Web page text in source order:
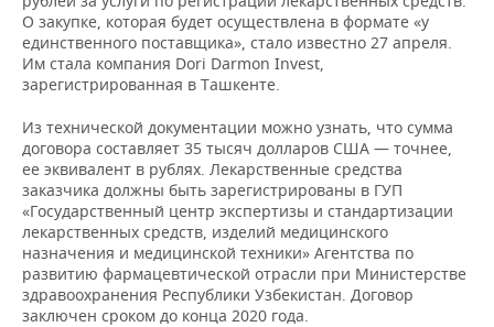
О закупке, которая будет осуществлена в формате «у
единственного поставщика», стало известно 27 апреля.
Им стала компания Dori Darmon Invest,
зарегистрированная в Ташкенте.
Из технической документации можно узнать, что сумма
договора составляет 35 тысяч долларов США — точнее,
ее эквивалент в рублях. Лекарственные средства
заказчика должны быть зарегистрированы в ГУП
«Государственный центр экспертизы и стандартизации
лекарственных средств, изделий медицинского
назначения и медицинской техники» Агентства по
развитию фармацевтической отрасли при Министерстве
здравоохранения Республики Узбекистан. Договор
заключен сроком до конца 2020 года.